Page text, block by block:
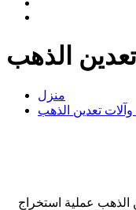
الذهب
منزل
تعدين الذهب
الذهب عملية استخراج